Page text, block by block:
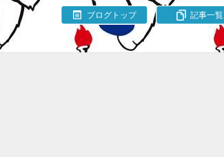
ブログトップ 記事一覧